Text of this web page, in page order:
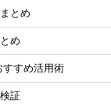
とめ
め
すすめ活用術
証